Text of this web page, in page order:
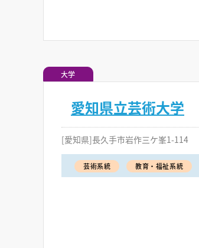
大学
愛知県立芸術大学
[愛知県]長久手市岩作三ケ峯1-114
芸術系統 教育・福祉系統